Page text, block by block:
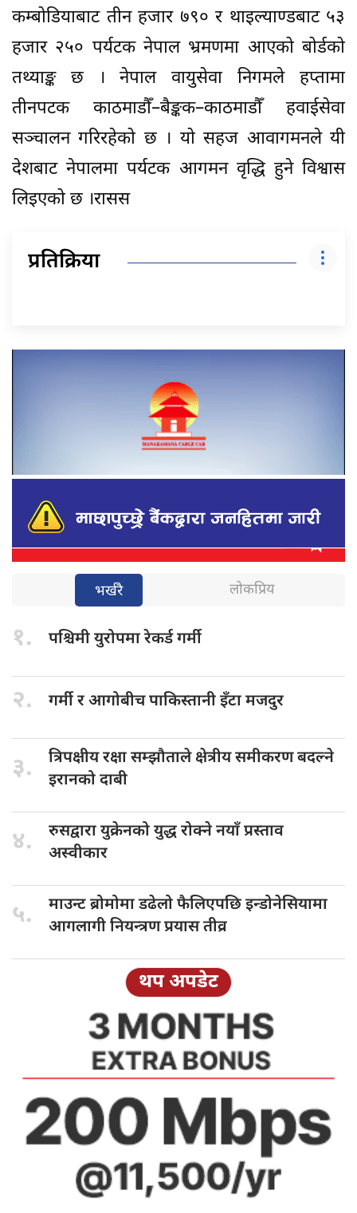
कम्बोडियाबाट तीन हजार ७९० र थाइल्याण्डबाट ५३
हजार २५० पर्यटक नेपाल भ्रमणमा आएको बोर्डको
तथ्याङ्क छ । नेपाल वायुसेवा निगमले हप्तामा
तीनपटक काठमाडौँ–बैङ्कक–काठमाडौँ हवाईसेवा
सञ्चालन गरिरहेको छ । यो सहज आवागमनले यी
देशबाट नेपालमा पर्यटक आगमन वृद्धि हुने विश्वास
लिइएको छ ।रासस
प्रतिक्रिया
भर्खरै लोकप्रिय
१. पश्चिमी युरोपमारेकर्ड गर्मी
२. गर्मी रआगोबीच पाकिस्तानी इँटा मजदुर
३. त्रिपक्षीय रक्षासम्झौताले क्षेत्रीय समीकरण बदल्ने
इरानको दाबी
४. रुसद्वारा युक्रेनकोयुद्ध रोक्ने नयाँ प्रस्ताव
अस्वीकार
५. माउन्ट ब्रोमोमाडढेलो फैलिएपछि इन्डोनेसियामा
आगलागी नियन्त्रण प्रयास तीव्र
थप अपडेट